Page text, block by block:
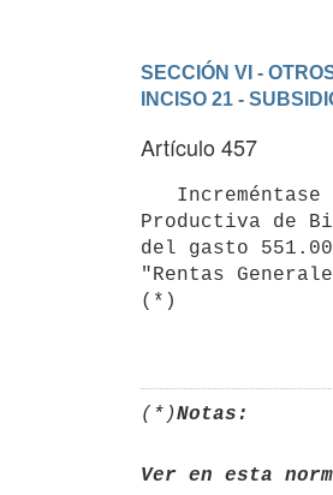
SECCIÓN VI -
INCISO 21 -
Artículo 457
Productiva de
del gasto
"Rentas
(*)
(*)Notas:
Ver en esta